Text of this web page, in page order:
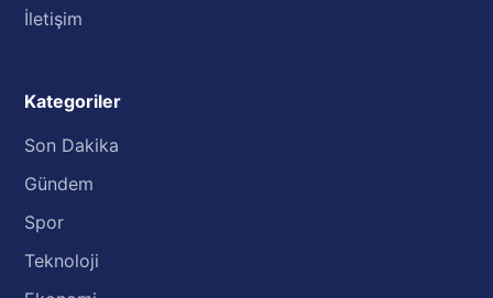
İletişim
Kategoriler
Son Dakika
Gündem
Spor
Teknoloji